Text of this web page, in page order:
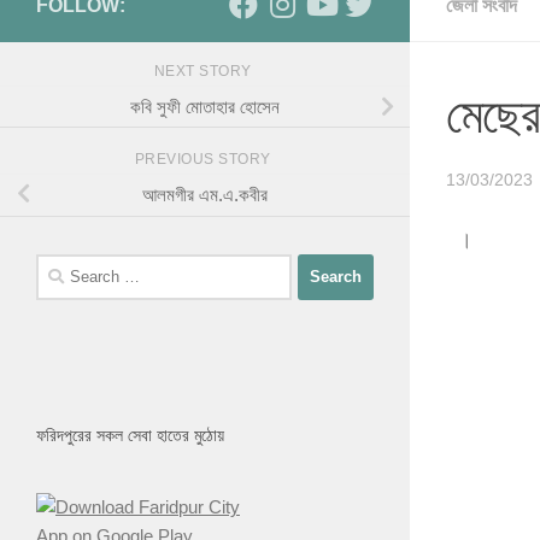
জেলা সংবাদ
13/03/2023
।
FOLLOW:
NEXT STORY
কবি সুফী মোতাহার হোসেন
PREVIOUS STORY
আলমগীর এম.এ.কবীর
ফরিদপুরের সকল সেবা হাতের মুঠোয়